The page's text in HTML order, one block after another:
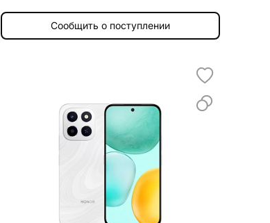
Сообщить о поступлении